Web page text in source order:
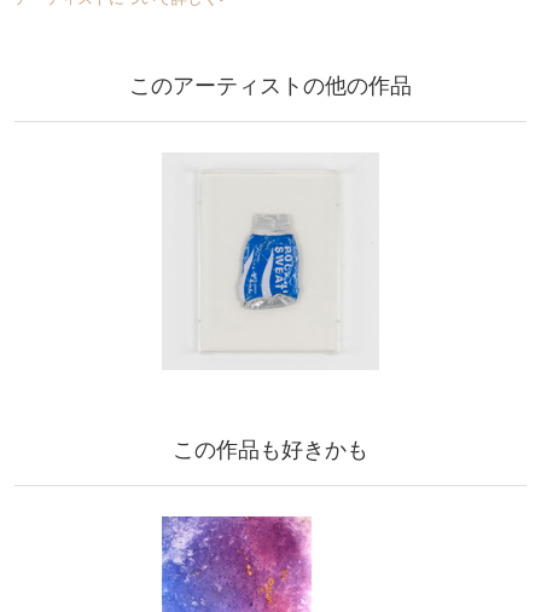
このアーティストの他の作品
この作品も好きかも